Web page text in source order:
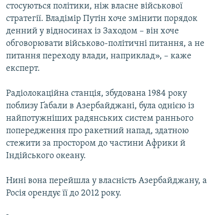
стосуються політики, ніж власне військової
стратегії. Владімір Путін хоче змінити порядок
денний у відносинах із Заходом – він хоче
обговорювати військово-політичні питання, а не
питання переходу влади, наприклад», – каже
експерт.
Радіолокаційна станція, збудована 1984 року
поблизу Ґабали в Азербайджані, була однією із
найпотужніших радянських систем раннього
попередження про ракетний напад, здатною
стежити за простором до частини Африки й
Індійського океану.
Нині вона перейшла у власність Азербайджану, а
Росія орендує її до 2012 року.